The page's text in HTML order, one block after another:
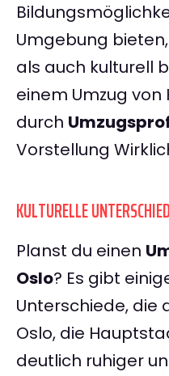
Umgebung
als auch kulturell
einem Umzug von
durch
Vorstellung
KULTURELLE
Planst du einen
Oslo? Es gibt
Unterschiede, die
Oslo, die
deutlich ruhiger